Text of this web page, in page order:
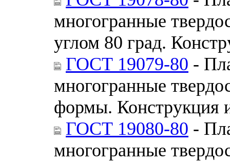
многогранные
углом 80 град.
ГОСТ 19079-80 -
многогранные
формы. Конструкция
ГОСТ 19080-80 -
многогранные